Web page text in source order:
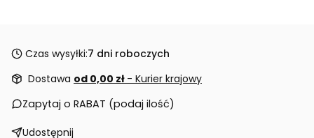
Czas wysyłki:7 dni roboczych
Dostawa od 0,00 zł - Kurier krajowy
Zapytaj o RABAT (podaj ilość)
Udostępnij